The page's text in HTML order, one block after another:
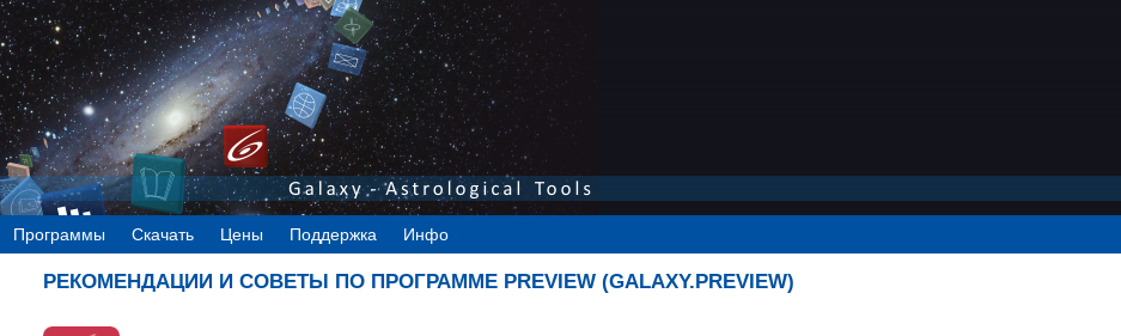
РЕКОМЕНДАЦИИ И СОВЕТЫ ПО ПРОГРАММЕ PREVIEW (GALAXY.PREVIEW)
Программы Скачать Цены Поддержка Инфо